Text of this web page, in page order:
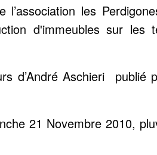
les
d'immeubles sur les
d’André Aschieri publié
21 Novembre 2010,